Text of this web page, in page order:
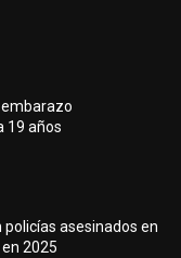
embarazo
19 años
policías asesinados en
2025